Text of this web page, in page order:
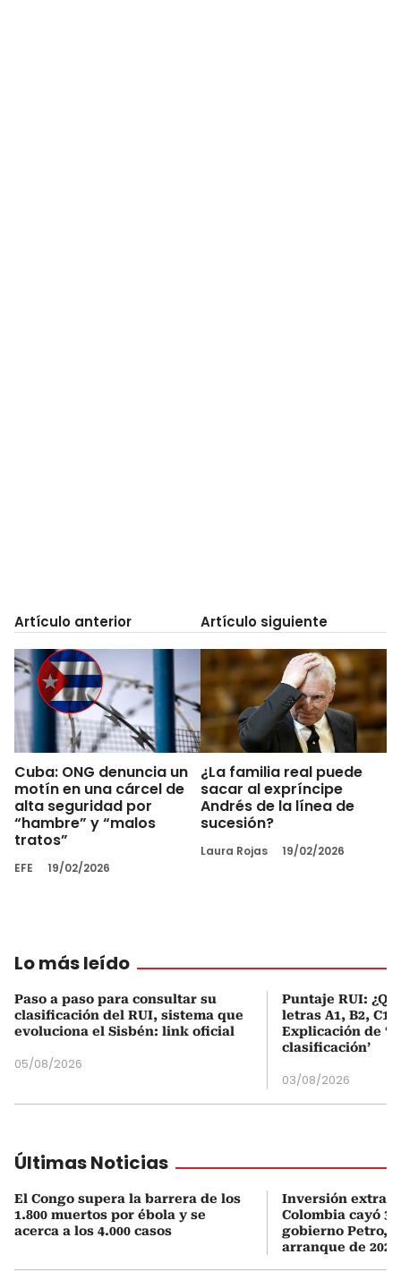
Artículo anterior
Cuba: ONG denuncia un
motín en una cárcel de
alta seguridad por
“hambre” y “malos
tratos”
EFE 19/02/2026
Artículo siguiente
¿La familia real puede
sacar al expríncipe
Andrés de la línea de
sucesión?
Laura Rojas 19/02/2026
Lo más leído
Paso a paso para consultar su
clasificación del RUI, sistema que
evoluciona el Sisbén: link oficial
05/08/2026
Puntaje RUI:
letras A1, B2, C1
Explicación de
clasificación’
03/08/2026
Últimas Noticias
El Congo supera la barrera de los
1.800 muertos por ébola y se
acerca a los 4.000 casos
Inversión
Colombia cayó
gobierno Petro,
arranque de 2026